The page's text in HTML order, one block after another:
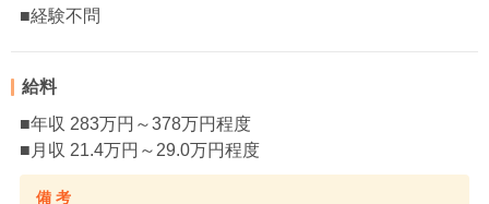
■経験不問
給料
■年収 283万円～378万円程度
■月収 21.4万円～29.0万円程度
備 考